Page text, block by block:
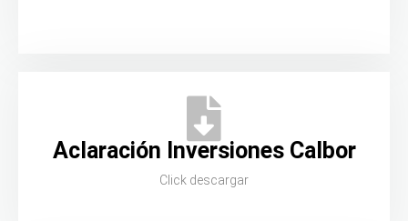
Aclaración Inversiones Calbor
Click descargar